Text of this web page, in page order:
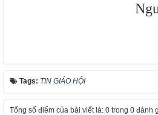
Tags: TIN GIÁO HỘI
Tổng số điểm của bài viết là: 0 trong 0 đánh